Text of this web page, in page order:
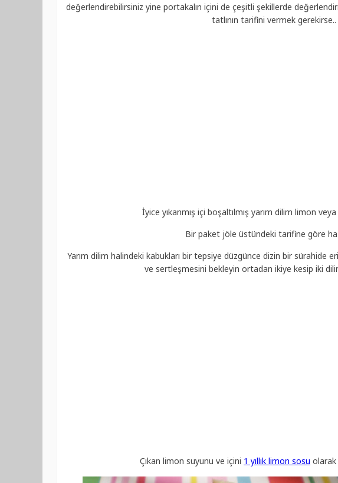
değerlendirebilirsiniz yine portakalın içini de çeşitli şekillerde
tatlının tarifini vermek gerekirse..
İyice yıkanmış içi boşaltılmış yarım dilim limon
Bir paket jöle üstündeki tarifine göre
Yarım dilim halindeki kabukları bir tepsiye düzgünce dizin bir sürahide
ve sertleşmesini bekleyin ortadan ikiye kesip iki
Çıkan limon suyunu ve içini 1 yıllık limon sosu olarak